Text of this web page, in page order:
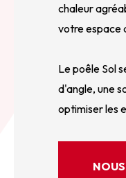
chaleur
votre espace
Le poêle Sol
d'angle, une
optimiser les